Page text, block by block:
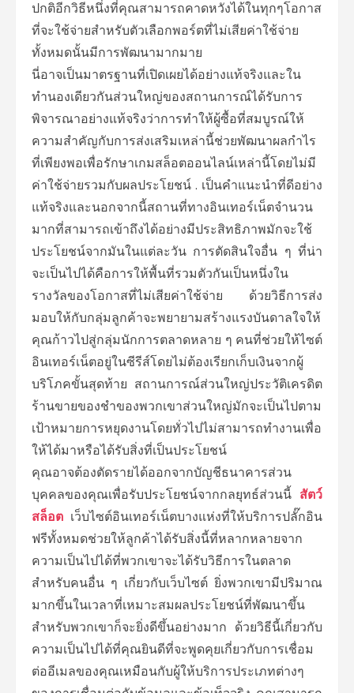
ปกติอีกวิธีหนึ่งที่คุณสามารถคาดหวังได้ในทุกๆโอกาส
ที่จะใช้จ่ายสำหรับตัวเลือกพอร์ตที่ไม่เสียค่าใช้จ่าย
ทั้งหมดนั้นมีการพัฒนามากมาย
นี่อาจเป็นมาตรฐานที่เปิดเผยได้อย่างแท้จริงและใน
ทำนองเดียวกันส่วนใหญ่ของสถานการณ์ได้รับการ
พิจารณาอย่างแท้จริงว่าการทำให้ผู้ซื้อที่สมบูรณ์ให้
ความสำคัญกับการส่งเสริมเหล่านี้ช่วยพัฒนาผลกำไร
ที่เพียงพอเพื่อรักษาเกมสล็อตออนไลน์เหล่านี้โดยไม่มี
ค่าใช้จ่ายรวมกับผลประโยชน์ . เป็นคำแนะนำที่ดีอย่าง
แท้จริงและนอกจากนี้สถานที่ทางอินเทอร์เน็ตจำนวน
มากที่สามารถเข้าถึงได้อย่างมีประสิทธิภาพมักจะใช้
ประโยชน์จากมันในแต่ละวัน การตัดสินใจอื่น ๆ ที่น่า
จะเป็นไปได้คือการให้พื้นที่รวมตัวกันเป็นหนึ่งใน
รางวัลของโอกาสที่ไม่เสียค่าใช้จ่าย ด้วยวิธีการส่ง
มอบให้กับกลุ่มลูกค้าจะพยายามสร้างแรงบันดาลใจให้
คุณก้าวไปสู่กลุ่มนักการตลาดหลาย ๆ คนที่ช่วยให้ไซต์
อินเทอร์เน็ตอยู่ในซีรีส์โดยไม่ต้องเรียกเก็บเงินจากผู้
บริโภคขั้นสุดท้าย สถานการณ์ส่วนใหญ่ประวัติเครดิต
ร้านขายของชำของพวกเขาส่วนใหญ่มักจะเป็นไปตาม
เป้าหมายการหยุดงานโดยทั่วไปไม่สามารถทำงานเพื่อ
ให้ได้มาหรือได้รับสิ่งที่เป็นประโยชน์
คุณอาจต้องตัดรายได้ออกจากบัญชีธนาคารส่วน
บุคคลของคุณเพื่อรับประโยชน์จากกลยุทธ์ส่วนนี้ สัตว์
สล็อต เว็บไซต์อินเทอร์เน็ตบางแห่งที่ให้บริการปลั๊กอิน
ฟรีทั้งหมดช่วยให้ลูกค้าได้รับสิ่งนี้ที่หลากหลายจาก
ความเป็นไปได้ที่พวกเขาจะได้รับวิธีการในตลาด
สำหรับคนอื่น ๆ เกี่ยวกับเว็บไซต์ ยิ่งพวกเขามีปริมาณ
มากขึ้นในเวลาที่เหมาะสมผลประโยชน์ที่พัฒนาขึ้น
สำหรับพวกเขาก็จะยิ่งดีขึ้นอย่างมาก ด้วยวิธีนี้เกี่ยวกับ
ความเป็นไปได้ที่คุณยินดีที่จะพูดคุยเกี่ยวกับการเชื่อม
ต่ออีเมลของคุณเหมือนกับผู้ให้บริการประเภทต่างๆ